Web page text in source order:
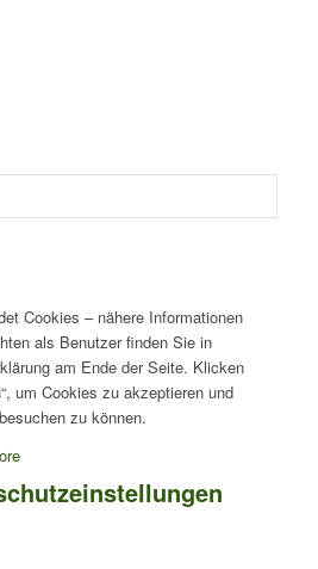
Cookies – nähere Informationen
als Benutzer finden Sie in
am Ende der Seite. Klicken
um Cookies zu akzeptieren und
zu können.